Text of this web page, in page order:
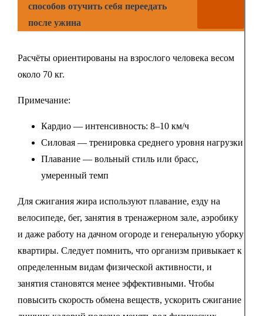
способов отучить себя переедать
после ужина
Расчёты ориентированы на взрослого человека весом
около 70 кг.
Примечание:
Кардио — интенсивность: 8–10 км/ч
Силовая — тренировка среднего уровня нагрузки
Плавание — вольный стиль или брасс,
умеренный темп
Для сжигания жира используют плавание, езду на
велосипеде, бег, занятия в тренажерном зале, аэробику
и даже работу на дачном огороде и генеральную уборку
квартиры. Следует помнить, что организм привыкает к
определенным видам физической активности, и
занятия становятся менее эффективными. Чтобы
повысить скорость обмена веществ, ускорить сжигание